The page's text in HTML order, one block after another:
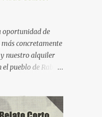
oportunidad de
más concretamente
nuestro alquiler
pueblo de Rabo
había algo que
la mañana,